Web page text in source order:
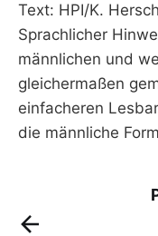
Text: HPI/K.
Sprachlicher
männlichen und
gleichermaßen
einfacheren
die männliche